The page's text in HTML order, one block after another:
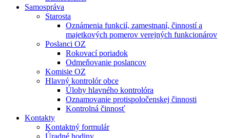
Samospráva
Starosta
Oznámenia funkcií, zamestnaní, činností a
majetkových pomerov verejných funkcionárov
Poslanci OZ
Rokovací poriadok
Odmeňovanie poslancov
Komisie OZ
Hlavný kontrolór obce
Úlohy hlavného kontrolóra
Oznamovanie protispoločenskej činnosti
Kontrolná činnosť
Kontakty
Kontaktný formulár